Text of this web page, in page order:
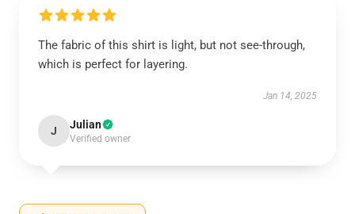
The fabric of this shirt is light, but not see-through,
which is perfect for layering.
Jan 14, 2025
J Julian
Verified owner